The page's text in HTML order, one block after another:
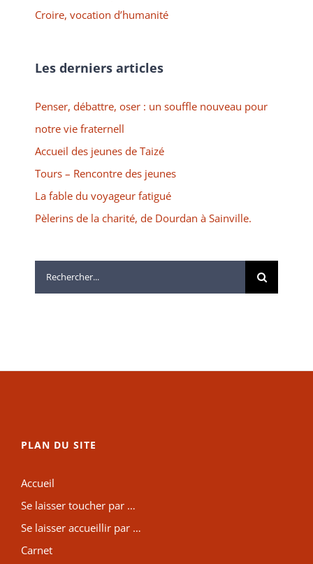
Croire, vocation d’humanité
Les derniers articles
Penser, débattre, oser : un souffle nouveau pour
notre vie fraternell
Accueil des jeunes de Taizé
Tours – Rencontre des jeunes
La fable du voyageur fatigué
Pèlerins de la charité, de Dourdan à Sainville.
Rechercher:
PLAN DU SITE
Accueil
Se laisser toucher par …
Se laisser accueillir par …
Carnet